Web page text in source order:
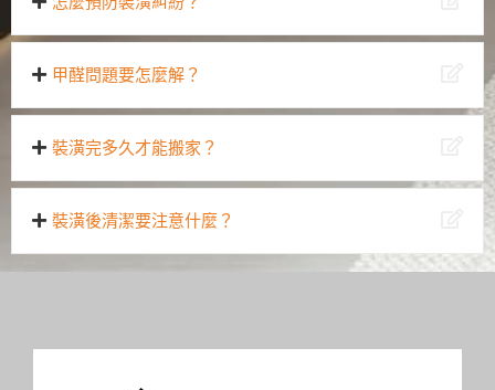
甲醛問題要怎麼解？
裝潢完多久才能搬家？
裝潢後清潔要注意什麼？